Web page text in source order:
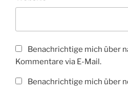
Benachrichtige mich über
Kommentare via E-Mail.
Benachrichtige mich über